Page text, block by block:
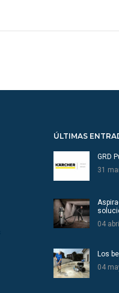
ÚLTIMAS
GRD
31
04
Los
04